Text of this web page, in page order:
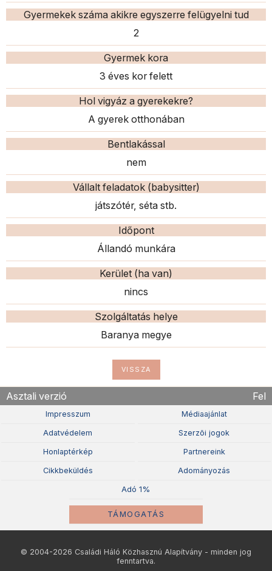
Gyermekek száma akikre egyszerre felügyelni tud
2
Gyermek kora
3 éves kor felett
Hol vigyáz a gyerekekre?
A gyerek otthonában
Bentlakással
nem
Vállalt feladatok (babysitter)
játszótér, séta stb.
Időpont
Állandó munkára
Kerület (ha van)
nincs
Szolgáltatás helye
Baranya megye
VISSZA
Asztali verzió Fel
Impresszum Médiaajánlat
Adatvédelem Szerzõi jogok
Honlaptérkép Partnereink
Cikkbeküldés Adományozás
Adó 1%
TÁMOGATÁS
© 2004-2026 Családi Háló Közhasznú Alapítvány - minden jog
fenntartva.